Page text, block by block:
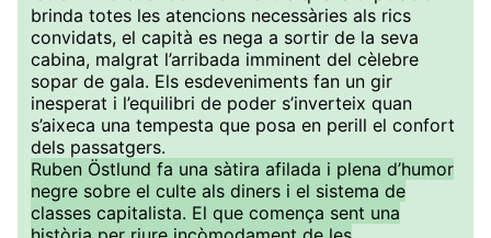
brinda totes les atencions necessàries als rics
convidats, el capità es nega a sortir de la seva
cabina, malgrat l’arribada imminent del cèlebre
sopar de gala. Els esdeveniments fan un gir
inesperat i l’equilibri de poder s’inverteix quan
s’aixeca una tempesta que posa en perill el confort
dels passatgers.
Ruben Östlund fa una sàtira afilada i plena d’humor
negre sobre el culte als diners i el sistema de
classes capitalista. El que comença sent una